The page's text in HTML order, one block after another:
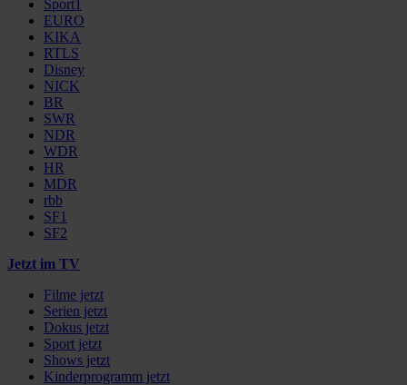
Sport1
EURO
KIKA
RTLS
Disney
NICK
BR
SWR
NDR
WDR
HR
MDR
rbb
SF1
SF2
Jetzt im TV
Filme jetzt
Serien jetzt
Dokus jetzt
Sport jetzt
Shows jetzt
Kinderprogramm jetzt